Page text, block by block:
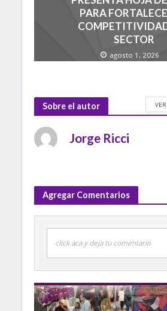
PARA
SECTOR
agosto 1, 2026
Sobre el autor
Jorge Ricci
Agregar Comentarios
click aca y deja tu comentario